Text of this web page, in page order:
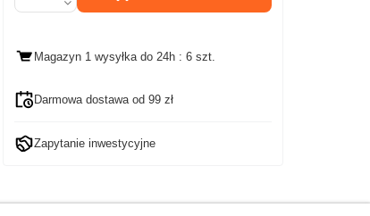
Magazyn 1 wysyłka do 24h: 6 szt.
Darmowa dostawa od 99 zł
Zapytanie inwestycyjne